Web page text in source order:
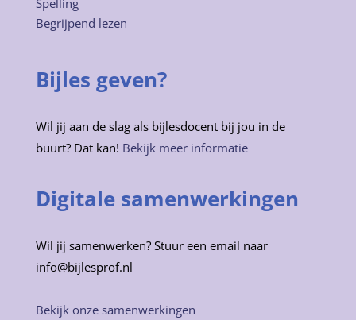
Spelling
Begrijpend lezen
Bijles geven?
Wil jij aan de slag als bijlesdocent bij jou in de
buurt? Dat kan! Bekijk meer informatie
Digitale samenwerkingen
Wil jij samenwerken? Stuur een email naar
info@bijlesprof.nl
Bekijk onze samenwerkingen